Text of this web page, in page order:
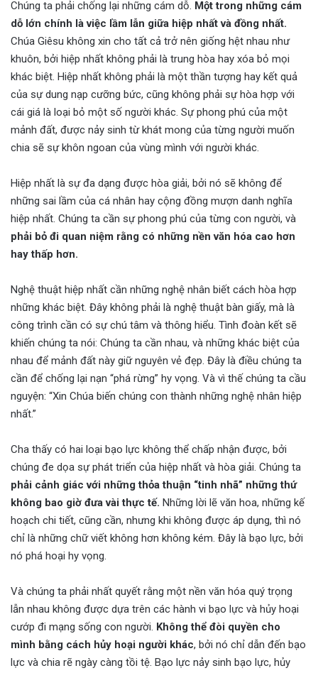
Chúng ta phải chống lại những cám dỗ. Một trong những cám
dỗ lớn chính là việc lầm lẫn giữa hiệp nhất và đồng nhất.
Chúa Giêsu không xin cho tất cả trở nên giống hệt nhau như
khuôn, bởi hiệp nhất không phải là trung hòa hay xóa bỏ mọi
khác biệt. Hiệp nhất không phải là một thần tượng hay kết quả
của sự dung nạp cưỡng bức, cũng không phải sự hòa hợp với
cái giá là loại bỏ một số người khác. Sự phong phú của một
mảnh đất, được nảy sinh từ khát mong của từng người muốn
chia sẽ sự khôn ngoan của vùng mình với người khác.
Hiệp nhất là sự đa dạng được hòa giải, bởi nó sẽ không để
những sai lầm của cá nhân hay cộng đồng mượn danh nghĩa
hiệp nhất. Chúng ta cần sự phong phú của từng con người, và
phải bỏ đi quan niệm rằng có những nền văn hóa cao hơn
hay thấp hơn.
Nghệ thuật hiệp nhất cần những nghệ nhân biết cách hòa hợp
những khác biệt. Đây không phải là nghệ thuật bàn giấy, mà là
công trình cần có sự chú tâm và thông hiểu. Tình đoàn kết sẽ
khiến chúng ta nói: Chúng ta cần nhau, và những khác biệt của
nhau để mảnh đất này giữ nguyên vẻ đẹp. Đây là điều chúng ta
cần để chống lại nạn “phá rừng” hy vọng. Và vì thế chúng ta cầu
nguyện: “Xin Chúa biến chúng con thành những nghệ nhân hiệp
nhất.”
Cha thấy có hai loại bạo lực không thể chấp nhận được, bởi
chúng đe dọa sự phát triển của hiệp nhất và hòa giải. Chúng ta
phải cảnh giác với những thỏa thuận “tinh nhã” những thứ
không bao giờ đưa vài thực tế. Những lời lẽ văn hoa, những kế
hoạch chi tiết, cũng cần, nhưng khi không được áp dụng, thì nó
chỉ là những chữ viết không hơn không kém. Đây là bạo lực, bởi
nó phá hoại hy vọng.
Và chúng ta phải nhất quyết rằng một nền văn hóa quý trọng
lẫn nhau không được dựa trên các hành vi bạo lực và hủy hoại
cướp đi mạng sống con người. Không thể đòi quyền cho
mình bằng cách hủy hoại người khác, bởi nó chỉ dẫn đến bạo
lực và chia rẽ ngày càng tồi tệ. Bạo lực nảy sinh bạo lực, hủy